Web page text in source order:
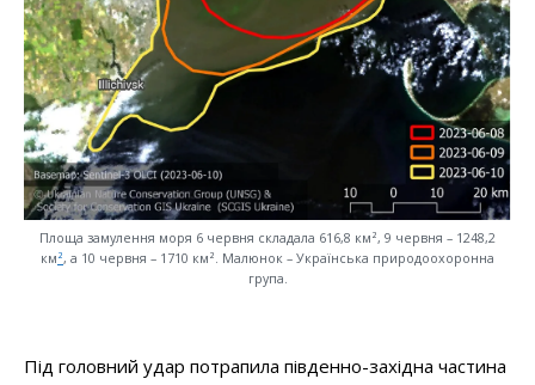
Площа замулення моря 6 червня складала 616,8 км², 9 червня – 1248,2
км², а 10 червня – 1710 км². Малюнок – Українська природоохоронна
група.
Під головний удар потрапила південно-західна частина